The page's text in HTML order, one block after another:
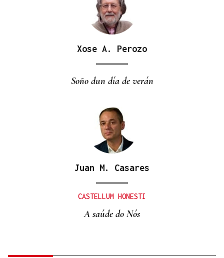
Xose A. Perozo
Soño dun día de verán
Juan M. Casares
CASTELLUM HONESTI
A saúde do Nós